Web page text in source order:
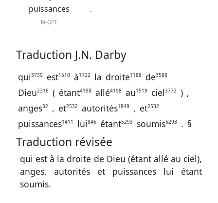
puissances
N-GPF
.
Traduction J.N. Darby
qui3739 est1510 à1722 la droite1188 de3588
Dieu2316 ( étant4198 allé4198 au1519 ciel3772 ) ,
anges32 , et2532 autorités1849 , et2532
puissances1411 lui846 étant5293 soumis5293 . §
Traduction révisée
qui est à la droite de Dieu (étant allé au ciel),
anges, autorités et puissances lui étant
soumis.
une
erreur
Participer
aux
coûts
site